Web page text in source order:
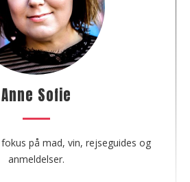
Anne Sofie
på mad, vin, rejseguides og
anmeldelser.